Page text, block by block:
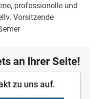
professionelle und
Vorsitzende
an Ihrer Seite!
zu uns auf.